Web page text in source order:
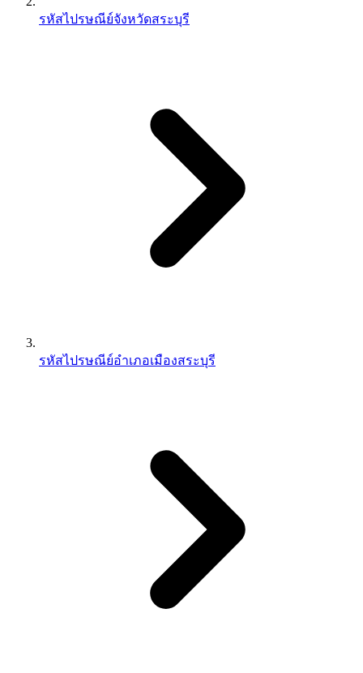
รหัสไปรษณีย์จังหวัดสระบุรี
รหัสไปรษณีย์อำเภอเมืองสระบุรี